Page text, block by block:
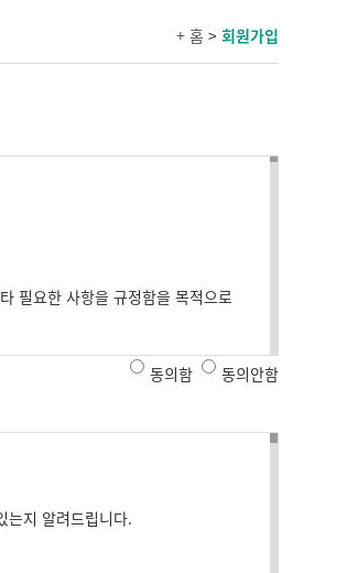
+ 홈 > 회원가입
필요한 사항을 규정함을 목적으로
동의함 동의안함
는지 알려드립니다.